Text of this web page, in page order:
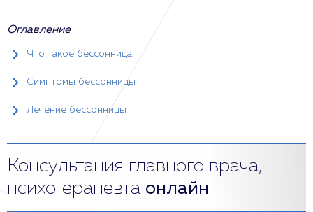
Оглавление
Что такое бессонница
Симптомы бессонницы
Лечение бессонницы
Консультация главного врача,
психотерапевта онлайн